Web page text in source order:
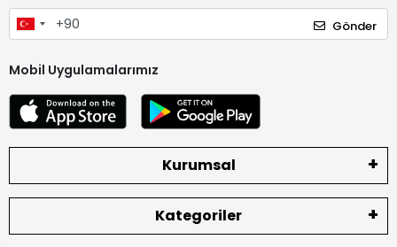
Gönder
Mobil Uygulamalarımız
Kurumsal
Kategoriler